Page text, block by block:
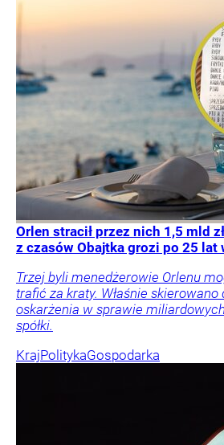
Orlen stracił przez nich 1,5 mld
z czasów Obajtka grozi po 25 lat
Trzej byli menedżerowie Orlenu
trafić za kraty. Właśnie skierowano
oskarżenia w sprawie
spółki.
KrajPolitykaGospodarka